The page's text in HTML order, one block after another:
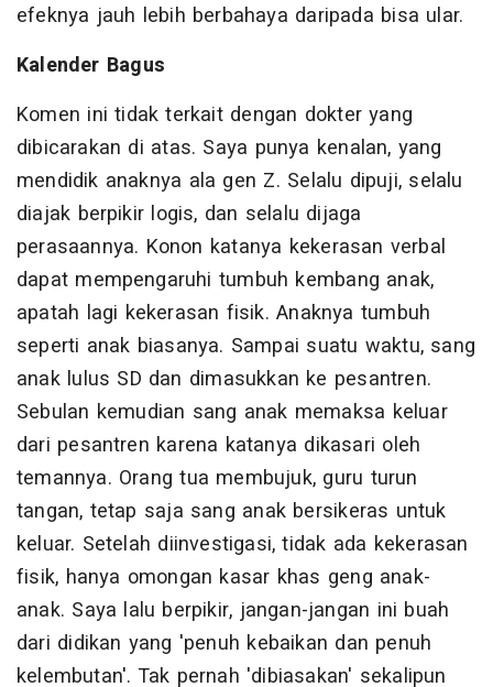
efeknya jauh lebih berbahaya daripada bisa ular.
Kalender Bagus
Komen ini tidak terkait dengan dokter yang
dibicarakan di atas. Saya punya kenalan, yang
mendidik anaknya ala gen Z. Selalu dipuji, selalu
diajak berpikir logis, dan selalu dijaga
perasaannya. Konon katanya kekerasan verbal
dapat mempengaruhi tumbuh kembang anak,
apatah lagi kekerasan fisik. Anaknya tumbuh
seperti anak biasanya. Sampai suatu waktu, sang
anak lulus SD dan dimasukkan ke pesantren.
Sebulan kemudian sang anak memaksa keluar
dari pesantren karena katanya dikasari oleh
temannya. Orang tua membujuk, guru turun
tangan, tetap saja sang anak bersikeras untuk
keluar. Setelah diinvestigasi, tidak ada kekerasan
fisik, hanya omongan kasar khas geng anak-
anak. Saya lalu berpikir, jangan-jangan ini buah
dari didikan yang 'penuh kebaikan dan penuh
kelembutan'. Tak pernah 'dibiasakan' sekalipun